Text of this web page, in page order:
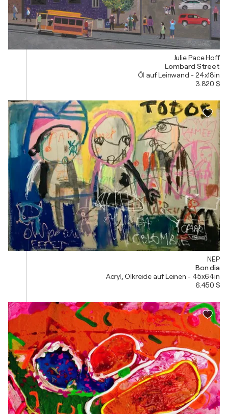
Julie Pace Hoff
Lombard Street
Öl auf Leinwand - 24x18in
3.820 $
NEP
Bon dia
Acryl, Ölkreide auf Leinen - 45x64in
6.450 $